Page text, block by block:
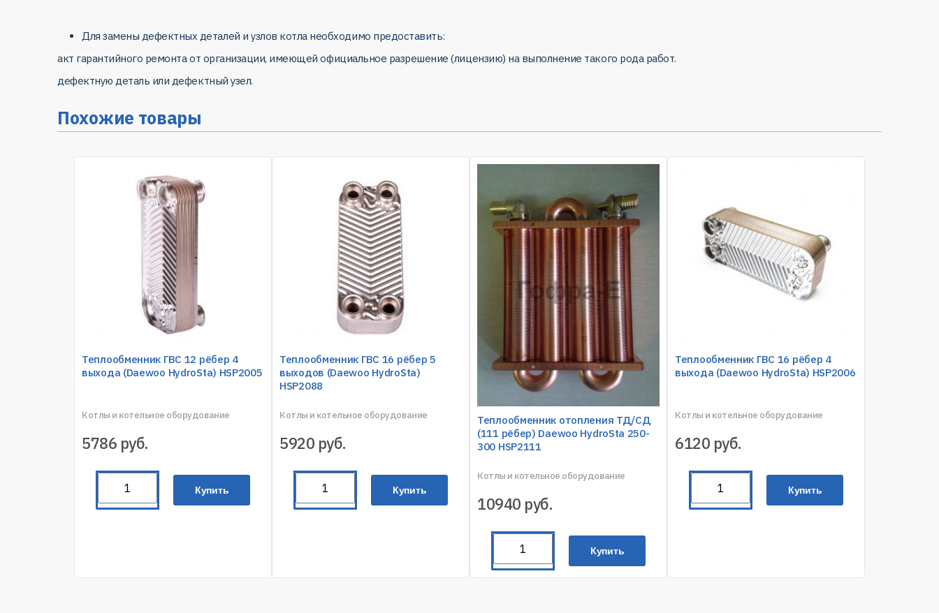
Для замены дефектных деталей и узлов котла необходимо предоставить:
акт гарантийного ремонта от организации, имеющей официальное разрешение (лицензию) на выполнение такого рода работ.
дефектную деталь или дефектный узел.
Похожие товары
Теплообменник ГВС 12 рёбер 4
выхода (Daewoo HydroSta) HSP2005
Котлы и котельное оборудование
5786 руб.
Купить
Теплообменник ГВС 16 рёбер 5
выходов (Daewoo HydroSta)
HSP2088
Котлы и котельное оборудование
5920 руб.
Купить
Теплообменник отопления ТД/СД
(111 рёбер) Daewoo HydroSta 250-
300 HSP2111
Котлы и котельное оборудование
10940 руб.
Купить
Теплообменник ГВС 16 рёбер 4
выхода (Daewoo HydroSta) HSP2006
Котлы и котельное оборудование
6120 руб.
Купить